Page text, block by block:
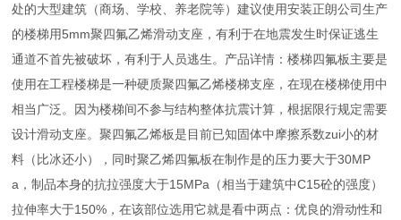
处的大型建筑（商场、学校、养老院等）建议使用安装正朗公司生产
的楼梯用5mm聚四氟乙烯滑动支座，有利于在地震发生时保证逃生
通道不首先被破坏，有利于人员逃生。产品详情：楼梯四氟板主要是
使用在工程楼梯是一种硬质聚四氟乙烯楼梯支座，在现在楼梯使用中
相当广泛。因为楼梯间不参与结构整体抗震计算，根据限行规定需要
设计滑动支座。聚四氟乙烯板是目前已知固体中摩擦系数zui小的材
料（比冰还小），同时聚乙烯四氟板在制作是的压力要大于30MP
a，制品本身的抗拉强度大于15MPa（相当于建筑中C15砼的强度）
拉伸率大于150%，在该部位选用它就是看中两点：优良的滑动性和